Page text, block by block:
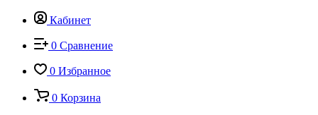
Кабинет
0 Сравнение
0 Избранное
0 Корзина